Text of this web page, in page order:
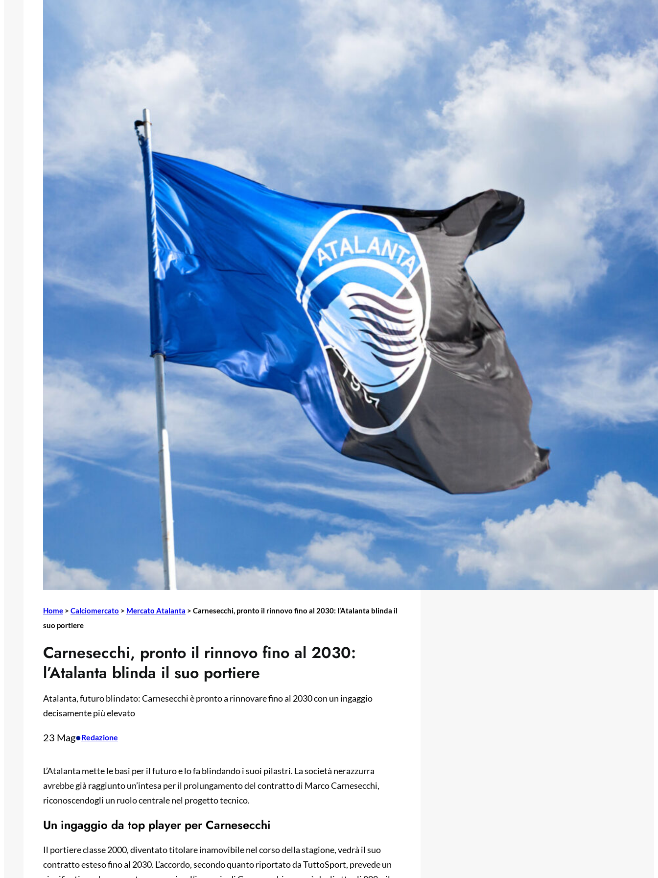
Home > Calciomercato > Mercato Atalanta > Carnesecchi, pronto il rinnovo fino al 2030: l’Atalanta blinda il
suo portiere
Carnesecchi, pronto il rinnovo fino al 2030:
l’Atalanta blinda il suo portiere
Atalanta, futuro blindato: Carnesecchi è pronto a rinnovare fino al 2030 con un ingaggio
decisamente più elevato
23 Mag•Redazione
L’Atalanta mette le basi per il futuro e lo fa blindando i suoi pilastri. La società nerazzurra
avrebbe già raggiunto un’intesa per il prolungamento del contratto di Marco Carnesecchi,
riconoscendogli un ruolo centrale nel progetto tecnico.
Un ingaggio da top player per Carnesecchi
Il portiere classe 2000, diventato titolare inamovibile nel corso della stagione, vedrà il suo
contratto esteso fino al 2030. L’accordo, secondo quanto riportato da TuttoSport, prevede un
pronti al grande salto
Jashari, l’agente frena sull’Atalanta:
“Ha le qualità per il Milan”
6 Agosto 2026